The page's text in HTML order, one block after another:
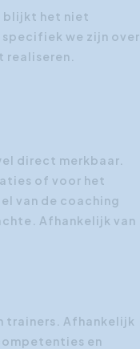
blijkt het niet
we zijn over
direct merkbaar.
of voor het
van de coaching
Afhankelijk van
trainers. Afhankelijk
en